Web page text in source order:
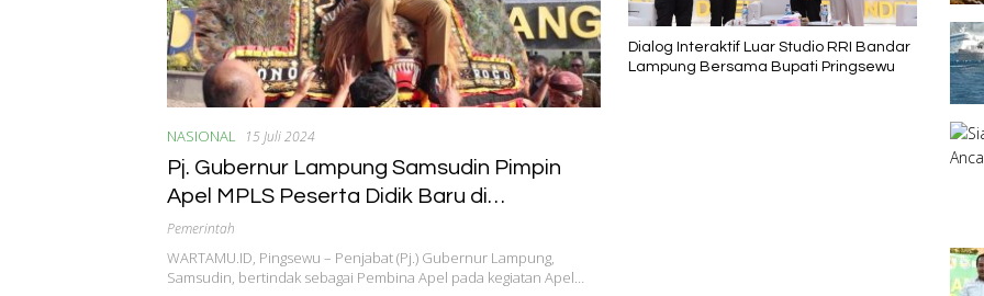
NASIONAL 15 Juli 2024
Pj. Gubernur Lampung Samsudin Pimpin
Apel MPLS Peserta Didik Baru di
Bendungan Way Sekampung
Pemerintah
WARTAMU.ID, Pingsewu – Penjabat (Pj.) Gubernur Lampung,
Samsudin, bertindak sebagai Pembina Apel pada kegiatan Apel…
Dialog Interaktif Luar Studio RRI Bandar
Lampung Bersama Bupati Pringsewu